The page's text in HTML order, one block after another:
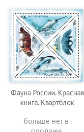
Фауна России. Красная
книга. Квартблок
больше нет в